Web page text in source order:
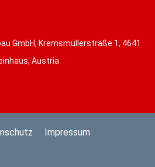
GmbH, Kremsmüllerstraße 1, 4641
Austria
Impressum